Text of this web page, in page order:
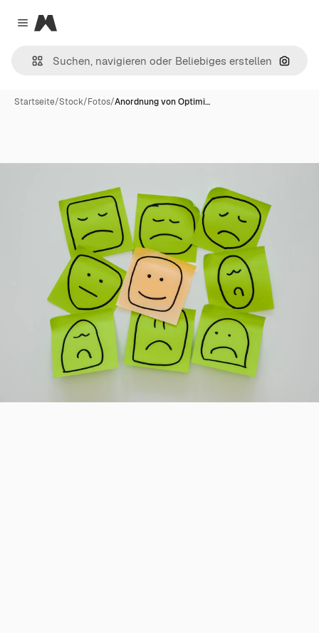
Close menu
Magnific
Nach
Startseite/Stock/Fotos/Anordnung von Optimi…